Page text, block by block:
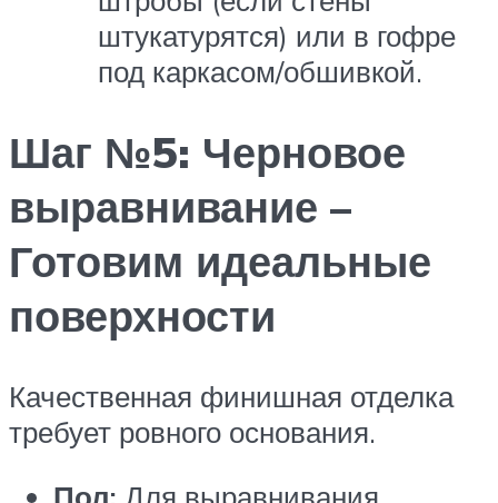
штукатурятся) или в гофре
под каркасом/обшивкой.
Шаг №5: Черновое
выравнивание –
Готовим идеальные
поверхности
Качественная финишная отделка
требует ровного основания.